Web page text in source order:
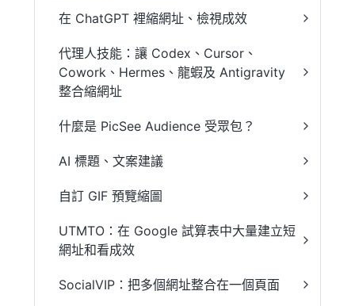
在 ChatGPT 裡縮網址、檢視成效
代理人技能：讓 Codex、Cursor、
Cowork、Hermes、龍蝦及 Antigravity
整合縮網址
什麼是 PicSee Audience 受眾包？
AI 標題、文案建議
自訂 GIF 預覽縮圖
UTMTO：在 Google 試算表中大量建立短
網址和看成效
SocialVIP：把多個網址整合在一個頁面